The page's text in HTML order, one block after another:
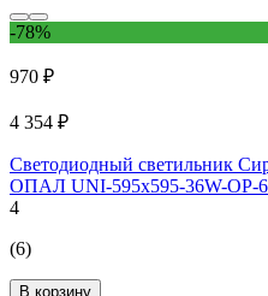
-78%
970 ₽
4 354 ₽
Светодиодный светильник
ОПАЛ UNI-595x595-36W-OP-
4
(6)
В корзину